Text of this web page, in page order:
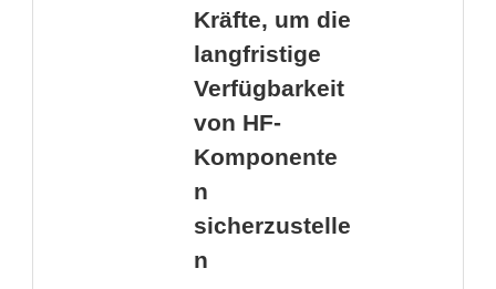
Kräfte, um die
langfristige
Verfügbarkeit
von HF-
Komponente
n
sicherzustelle
n